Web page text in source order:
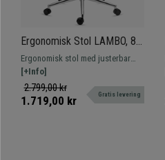
Ergonomisk Stol LAMBO, 8
Timers Brug, Utrolig
Lændestøtte, Høj Komfort, I
Sort
Ergonomisk stol med justerbar
lændestøtte. Velegnet til intensiv
brug i 8 timer takket være dens
komfort og kvalitet. Hurtig
[+Info]
2.799,00 kr
1.719,00 kr Gratis levering